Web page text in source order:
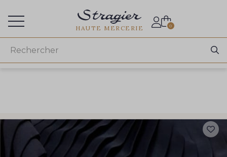
HAUTE MERCERIE 0